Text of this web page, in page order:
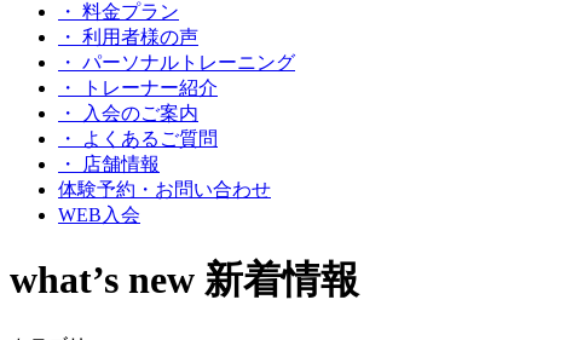
・ 料金プラン
・ 利用者様の声
・ パーソナルトレーニング
・ トレーナー紹介
・ 入会のご案内
・ よくあるご質問
・ 店舗情報
体験予約・お問い合わせ
WEB入会
what’s new 新着情報